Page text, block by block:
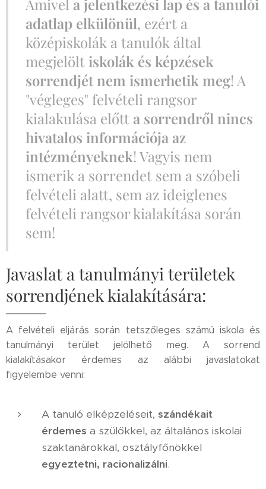
Amivel a jelentkezési lap és a tanulói
adatlap elkülönül, ezért a
középiskolák a tanulók által
megjelölt iskolák és képzések
sorrendjét nem ismerhetik meg! A
"végleges" felvételi rangsor
kialakulása előtt a sorrendről nincs
hivatalos információja az
intézményeknek! Vagyis nem
ismerik a sorrendet sem a szóbeli
felvételi alatt, sem az ideiglenes
felvételi rangsor kialakítása során
sem!
Javaslat a tanulmányi területek
sorrendjének kialakítására:
A felvételi eljárás során tetszőleges számú iskola és
tanulmányi terület jelölhető meg. A sorrend
kialakításakor érdemes az alábbi javaslatokat
figyelembe venni:
A tanuló elképzeléseit, szándékait
érdemes a szülőkkel, az általános iskolai
szaktanárokkal, osztályfőnökkel
egyeztetni, racionalizálni.